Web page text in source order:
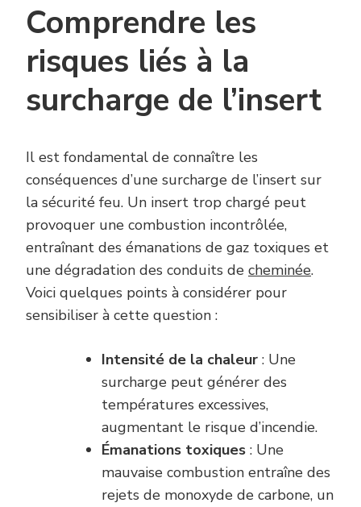
Comprendre les
risques liés à la
surcharge de l’insert
Il est fondamental de connaître les
conséquences d’une surcharge de l’insert sur
la sécurité feu. Un insert trop chargé peut
provoquer une combustion incontrôlée,
entraînant des émanations de gaz toxiques et
une dégradation des conduits de cheminée.
Voici quelques points à considérer pour
sensibiliser à cette question :
Intensité de la chaleur : Une
surcharge peut générer des
températures excessives,
augmentant le risque d’incendie.
Émanations toxiques : Une
mauvaise combustion entraîne des
rejets de monoxyde de carbone, un